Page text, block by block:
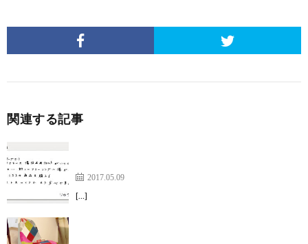
関連する記事
2017.05.09
[…]